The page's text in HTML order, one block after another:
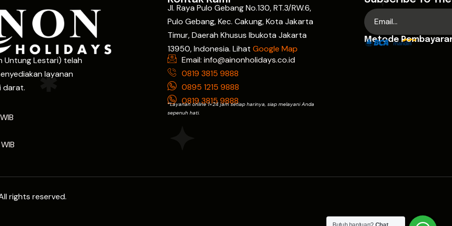
Untung Lestari) telah
layanan
darat.
Jl. Raya Pulo Gebang No.130, RT.3/RW.6,
Pulo Gebang, Kec. Cakung, Kota Jakarta
Timur, Daerah Khusus Ibukota Jakarta
13950, Indonesia. Lihat Google Map
Email: info@ainonholidays.co.id
0819 3815 9888
0895 1215 9888
0819 3815 9888
*Layanan online 1×24 jam setiap harinya, siap melayani Anda
sepenuh hati.
Metode
rights reserved.